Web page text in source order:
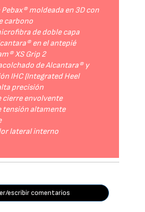
moldeada en 3D con
carbono
de doble capa
en el antepié
XS Grip 2
de Alcantara® y
IHC (Integrated Heel
precisión
cierre envolvente
tensión altamente
lateral interno
escribir comentarios